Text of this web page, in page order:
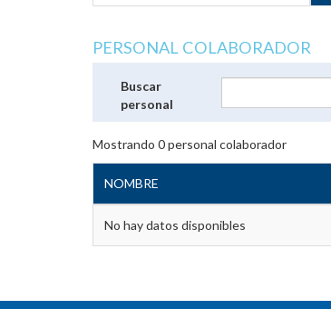
PERSONAL COLABORADOR
Buscar
personal
Mostrando 0personal colaborador
NOMBRE
No hay datos disponibles